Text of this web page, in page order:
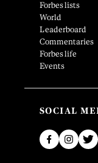
Forbes lists
World
Leaderboard
Commentaries
Forbes life
Events
SOCIAL